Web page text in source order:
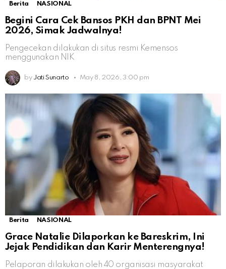
Berita NASIONAL
Begini Cara Cek Bansos PKH dan BPNT Mei
2026, Simak Jadwalnya!
Pengecekan dilakukan di situs resmi Kemensos
menggunakan NIK
by Jati Sunarto May 8, 2026, 3:00 pm
Berita NASIONAL
Grace Natalie Dilaporkan ke Bareskrim, Ini
Jejak Pendidikan dan Karir Menterengnya!
Pelaporan dilakukan oleh 40 organisasi masyarakat